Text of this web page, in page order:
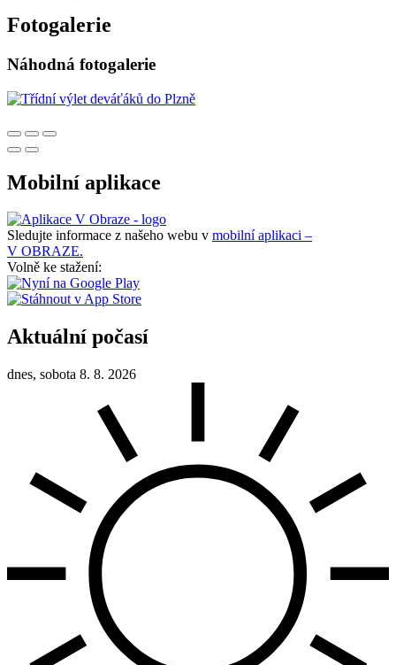
Fotogalerie
Náhodná fotogalerie
Mobilní aplikace
Sledujte informace z našeho webu v mobilní aplikaci –
V OBRAZE.
Volně ke stažení:
Aktuální počasí
dnes, sobota 8. 8. 2026